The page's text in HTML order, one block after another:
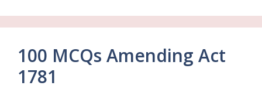
100 MCQs Amending Act
1781